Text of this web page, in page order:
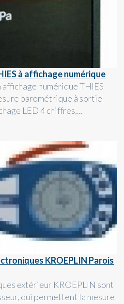
à affichage numérique
numérique THIES
barométrique à sortie
LED 4 chiffres,...
KROEPLIN Parois
extérieur KROEPLIN sont
qui permettent la mesure